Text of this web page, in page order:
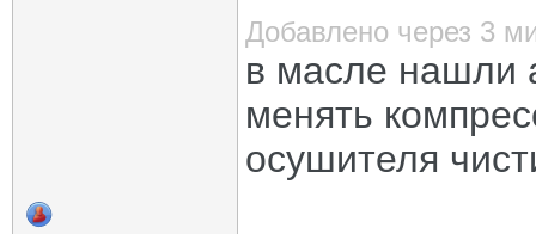
Добавлено через 3
в масле нашли
менять
осушителя